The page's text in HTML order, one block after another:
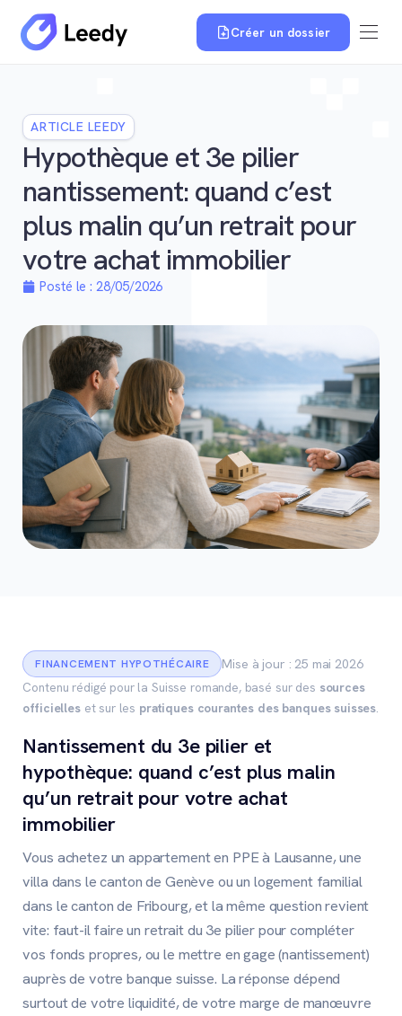
Créer un dossier
ARTICLE LEEDY
Hypothèque et 3e pilier
nantissement: quand c’est
plus malin qu’un retrait pour
votre achat immobilier
Posté le : 28/05/2026
FINANCEMENT HYPOTHÉCAIRE
Mise à jour : 25 mai 2026
Contenu rédigé pour la Suisse romande, basé sur des sources
officielleset sur les pratiques courantes des banques suisses.
Nantissement du 3e pilier et
hypothèque: quand c’est plus malin
qu’un retrait pour votre achat
immobilier
Vous achetez un appartement en PPE à Lausanne, une
villa dans le canton de Genève ou un logement familial
dans le canton de Fribourg, et la même question revient
vite: faut-il faire un retrait du 3e pilier pour compléter
vos fonds propres, ou le mettre en gage (nantissement)
auprès de votre banque suisse. La réponse dépend
surtout de votre liquidité, de votre marge de manœuvre